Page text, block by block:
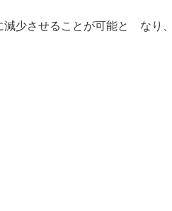
少させることが可能と なり